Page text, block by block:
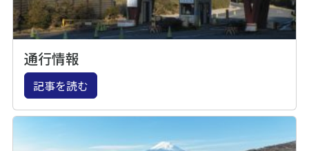
通行情報
記事を読む